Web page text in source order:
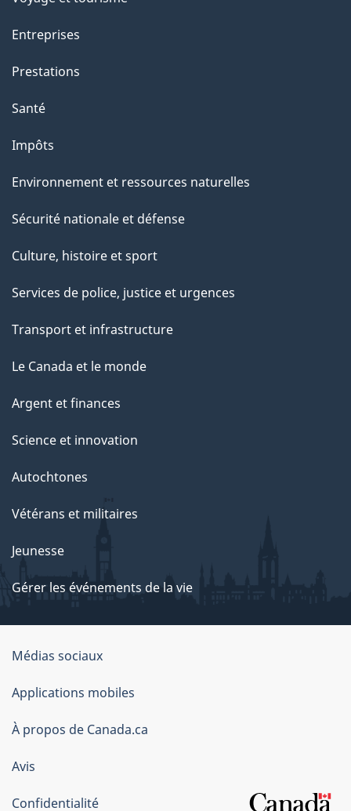
Entreprises
Prestations
Santé
Impôts
Environnement et ressources naturelles
Sécurité nationale et défense
Culture, histoire et sport
Services de police, justice et urgences
Transport et infrastructure
Le Canada et le monde
Argent et finances
Science et innovation
Autochtones
Vétérans et militaires
Jeunesse
Gérer les événements de la vie
Organisation
du
gouvernement
du
Canada
Médias sociaux
Applications mobiles
À propos de Canada.ca
Avis
Confidentialité